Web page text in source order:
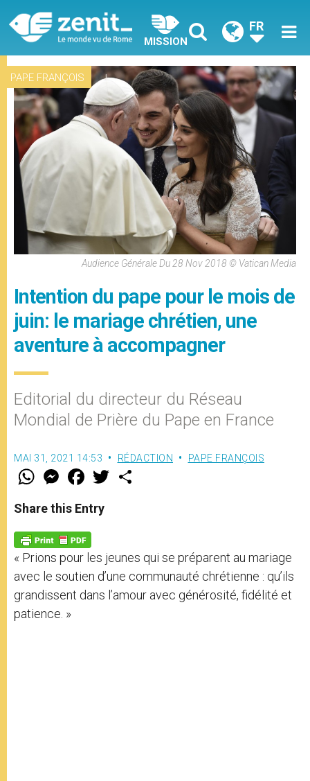
MISSION
FR
PAPE FRANÇOIS
Audience Générale Du 28 Nov 2018 © Vatican Media
Intention du pape pour le mois de
juin: le mariage chrétien, une
aventure à accompagner
Editorial du directeur du Réseau
Mondial de Prière du Pape en France
MAI 31, 2021 14:53 RÉDACTION PAPE FRANÇOIS
W
t
s
p
p
M
e
s
e
g
e
r
F
a
e
b
o
k
w
Share this Entry
« Prions pour les jeunes qui se préparent au mariage
avec le soutien d’une communauté chrétienne : qu’ils
grandissent dans l’amour avec générosité, fidélité et
patience. »